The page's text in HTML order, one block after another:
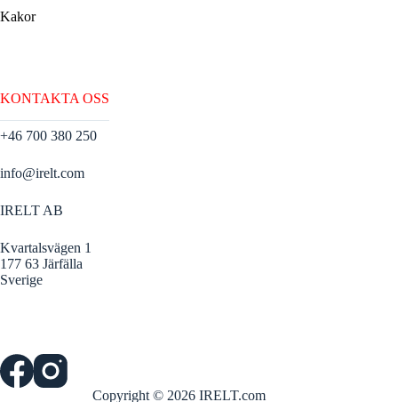
Kakor
KONTAKTA OSS
+46 700 380 250
info@irelt.com
IRELT AB
Kvartalsvägen 1
177 63 Järfälla
Sverige
Copyright © 2026 IRELT.com